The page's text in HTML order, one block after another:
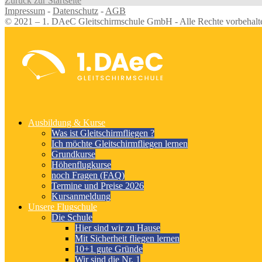
Impressum - Datenschutz - AGB
© 2021 – 1. DAeC Gleitschirmschule GmbH - Alle Rechte
Ausbildung & Kurse
Was ist Gleitschirmfliegen ?
Ich möchte Gleitschirmfliegen lernen
Grundkurse
Höhenflugkurse
noch Fragen (FAQ)
Termine und Preise 2026
Kursanmeldung
Unsere Flugschule
Die Schule
Hier sind wir zu Hause
Mit Sicherheit fliegen lernen
10+1 gute Gründe
Wir sind die Nr. 1